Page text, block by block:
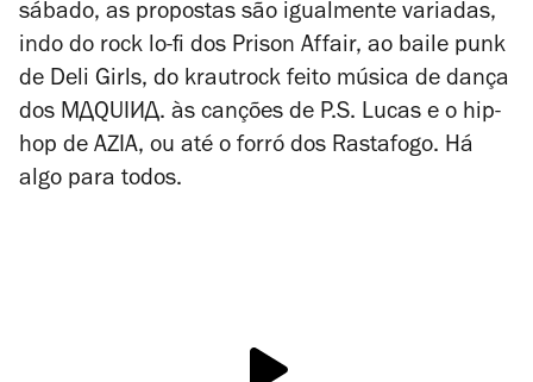
sábado, as propostas são igualmente variadas,
indo do rock lo-fi dos Prison Affair, ao baile punk
de Deli Girls, do krautrock feito música de dança
dos MДQUIИД. às canções de P.S. Lucas e o hip-
hop de AZIA, ou até o forró dos Rastafogo. Há
algo para todos.